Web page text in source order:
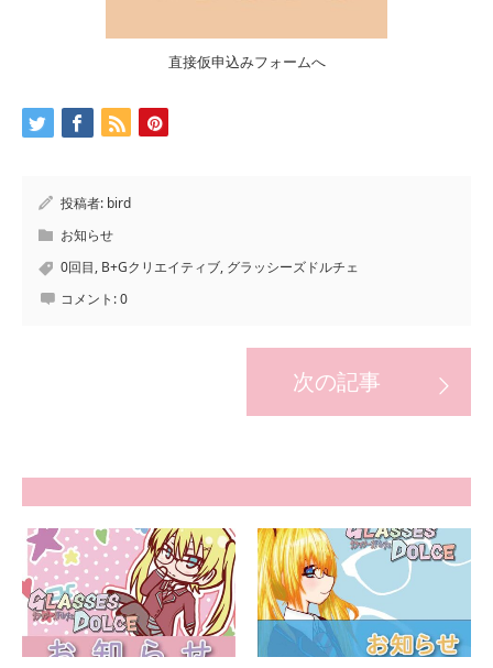
直接仮申込みフォームへ
投稿者: bird
お知らせ
0回目, B+Gクリエイティブ, グラッシーズドルチェ
コメント:0